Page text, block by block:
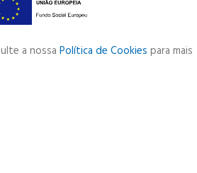
a nossa Política de Cookies para mais